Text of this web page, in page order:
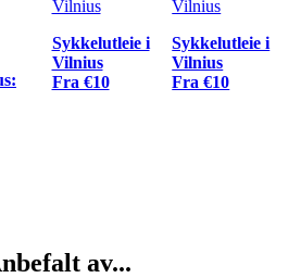
Sykkelutleie i
Vilnius
Fra €10
Sykkelutleie i
Vilnius
Fra €10
av...